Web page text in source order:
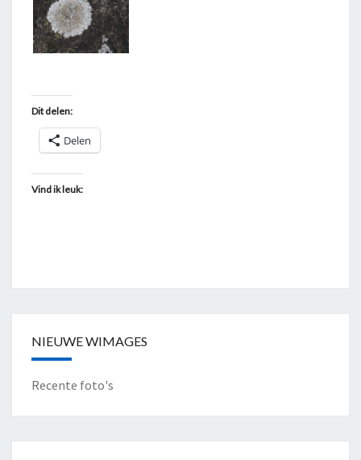
Dit delen:
Delen
Vind ik leuk:
NIEUWE WIMAGES
Recente foto's